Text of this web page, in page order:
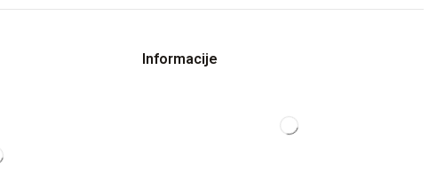
Informacije